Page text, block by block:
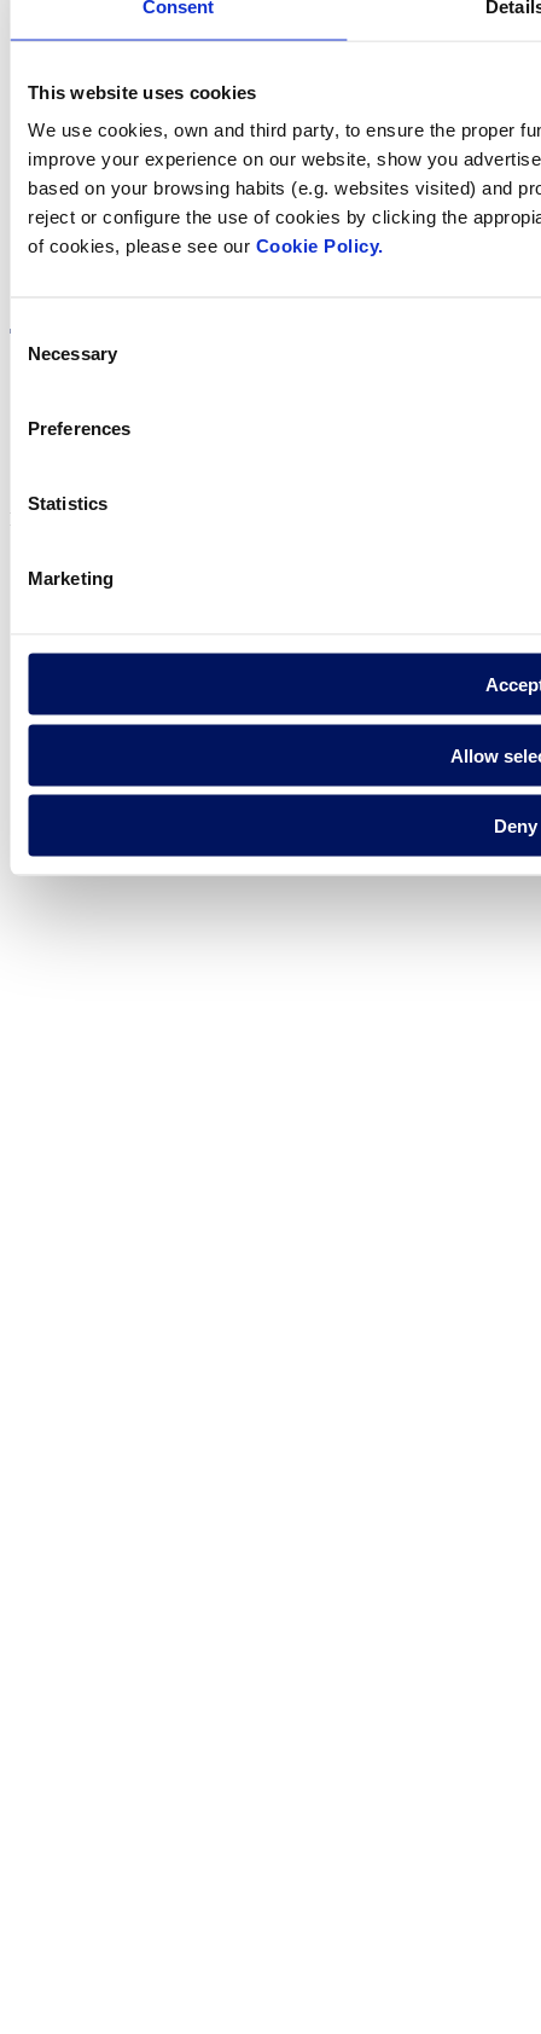
Consent
This website uses cookies
We use cookies, own and third party, to ensure the proper
improve your experience on our website, show you
based on your browsing habits (e.g. websites visited) and
reject or configure the use of cookies by clicking the
of cookies, please see our Cookie Policy.
Consent
Selection
Necessary
Preferences
Statistics
Marketing
Allow
Deny
Trobi Fluidra
al seu país
Política de privadesa
Fluidra S.A. 2025